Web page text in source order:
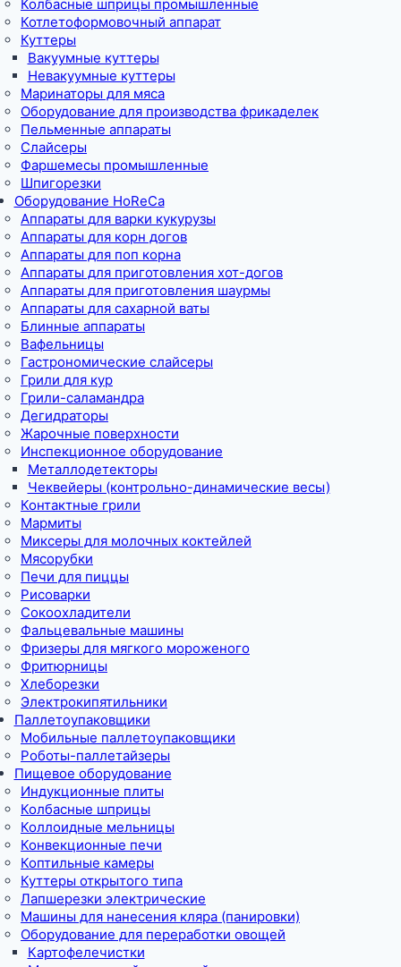
Колбасные шприцы промышленные
Котлетоформовочный аппарат
Куттеры
Вакуумные куттеры
Невакуумные куттеры
Маринаторы для мяса
Оборудование для производства фрикаделек
Пельменные аппараты
Слайсеры
Фаршемесы промышленные
Шпигорезки
Оборудование HoReCa
Аппараты для варки кукурузы
Аппараты для корн догов
Аппараты для поп корна
Аппараты для приготовления хот-догов
Аппараты для приготовления шаурмы
Аппараты для сахарной ваты
Блинные аппараты
Вафельницы
Гастрономические слайсеры
Грили для кур
Грили-саламандра
Дегидраторы
Жарочные поверхности
Инспекционное оборудование
Металлодетекторы
Чеквейеры (контрольно-динамические весы)
Контактные грили
Мармиты
Миксеры для молочных коктейлей
Мясорубки
Печи для пиццы
Рисоварки
Сокоохладители
Фальцевальные машины
Фризеры для мягкого мороженого
Фритюрницы
Хлеборезки
Электрокипятильники
Паллетоупаковщики
Мобильные паллетоупаковщики
Роботы-паллетайзеры
Пищевое оборудование
Индукционные плиты
Колбасные шприцы
Коллоидные мельницы
Конвекционные печи
Коптильные камеры
Куттеры открытого типа
Лапшерезки электрические
Машины для нанесения кляра (панировки)
Оборудование для переработки овощей
Картофелечистки